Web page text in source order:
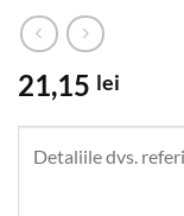
21,15 lei